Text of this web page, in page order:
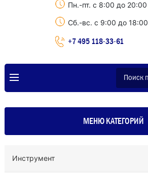
Пн.-пт. с 8:00 до 20:00
Сб.-вс. с 9:00 до 18:00
+7 495 118-33-61
МЕНЮ КАТЕГОРИЙ
Инструмент